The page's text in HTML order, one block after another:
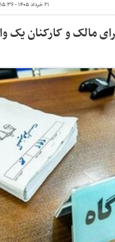
۲۱ خرداد ۱۴۰۵ - ۱۵:۳۶
مالک و کارکنان یک